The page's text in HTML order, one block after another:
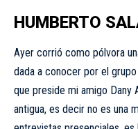
HUMBERTO
Ayer corrió como pólvora
dada a conocer por el
que preside mi amigo Dany
antigua, es decir no es una